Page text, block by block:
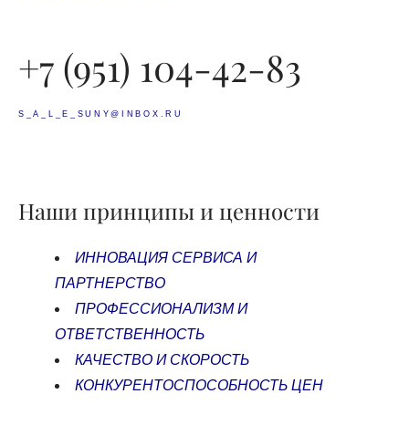
+7 (951) 104-42-83
S_A_L_E_SUNY@INBOX.RU
Наши принципы и ценности
ИННОВАЦИЯ СЕРВИСА И
ПАРТНЕРСТВО
ПРОФЕССИОНАЛИЗМ И
ОТВЕТСТВЕННОСТЬ
КАЧЕСТВО И СКОРОСТЬ
КОНКУРЕНТОСПОСОБНОСТЬ ЦЕН